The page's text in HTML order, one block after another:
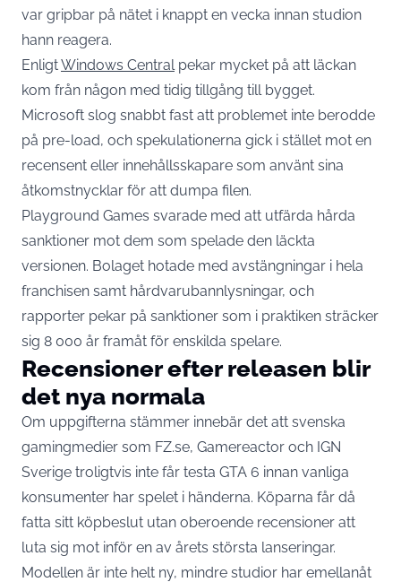
var gripbar på nätet i knappt en vecka innan studion
hann reagera.
EnligtWindows Central pekar mycket på att läckan
kom från någon med tidig tillgång till bygget.
Microsoft slog snabbt fast att problemet inte berodde
på pre-load, och spekulationerna gick i stället mot en
recensent eller innehållsskapare som använt sina
åtkomstnycklar för att dumpa filen.
Playground Games svarade med att utfärda hårda
sanktioner mot dem som spelade den läckta
versionen. Bolaget hotade med avstängningar i hela
franchisen samt hårdvarubannlysningar, och
rapporter pekar på sanktioner som i praktiken sträcker
sig 8 000 år framåt för enskilda spelare.
Recensioner efter releasen blir
det nya normala
Om uppgifterna stämmer innebär det att svenska
gamingmedier som FZ.se, Gamereactor och IGN
Sverige troligtvis inte får testa GTA 6 innan vanliga
konsumenter har spelet i händerna. Köparna får då
fatta sitt köpbeslut utan oberoende recensioner att
luta sig mot inför en av årets största lanseringar.
Modellen är inte helt ny, mindre studior har emellanåt